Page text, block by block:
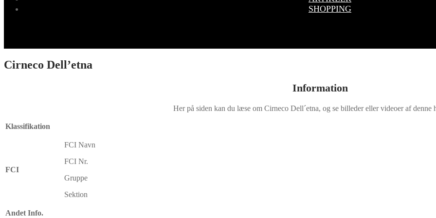
SHOPPING
Cirneco Dell’etna
Information
Her på siden kan du læse om Cirneco Dell´etna, og se billeder eller videoer af denne
Klassifikation
FCI
FCI Navn
FCI Nr.
Gruppe
Sektion
Andet Info.